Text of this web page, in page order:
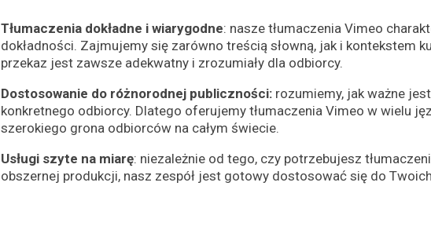
Tłumaczenia dokładne i wiarygodne: nasze tłumaczenia Vimeo
dokładności. Zajmujemy się zarówno treścią słowną, jak i kontekstem
przekaz jest zawsze adekwatny i zrozumiały dla odbiorcy.
Dostosowanie do różnorodnej publiczności: rozumiemy, jak ważne
konkretnego odbiorcy. Dlatego oferujemy tłumaczenia Vimeo w wielu
szerokiego grona odbiorców na całym świecie.
Usługi szyte na miarę: niezależnie od tego, czy potrzebujesz
obszernej produkcji, nasz zespół jest gotowy dostosować się do